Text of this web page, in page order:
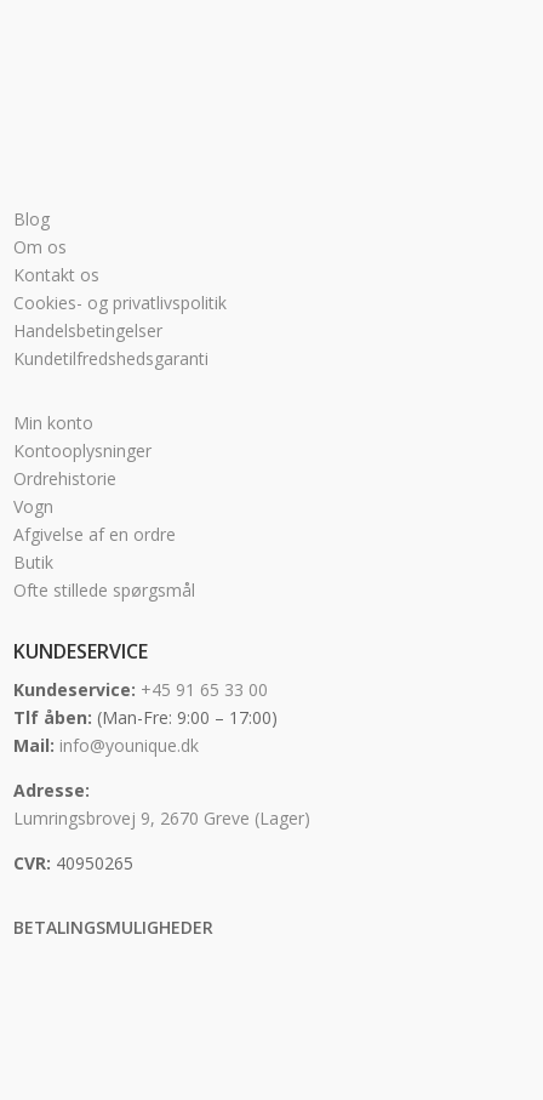
Blog
Om os
Kontakt os
Cookies- og privatlivspolitik
Handelsbetingelser
Kundetilfredshedsgaranti
Min konto
Kontooplysninger
Ordrehistorie
Vogn
Afgivelse af en ordre
Butik
Ofte stillede spørgsmål
KUNDESERVICE
Kundeservice: +45 91 65 33 00
Tlf åben: (Man-Fre: 9:00 – 17:00)
Mail: info@younique.dk
Adresse:
Lumringsbrovej 9, 2670 Greve (Lager)
CVR: 40950265
BETALINGSMULIGHEDER